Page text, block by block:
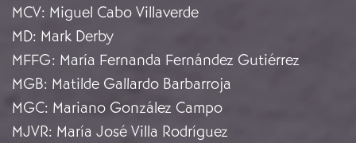
MCV: Miguel Cabo Villaverde
MD: Mark Derby
MFFG: María Fernanda Fernández Gutiérrez
MGB: Matilde Gallardo Barbarroja
MGC: Mariano González Campo
MJVR: María José Villa Rodríguez